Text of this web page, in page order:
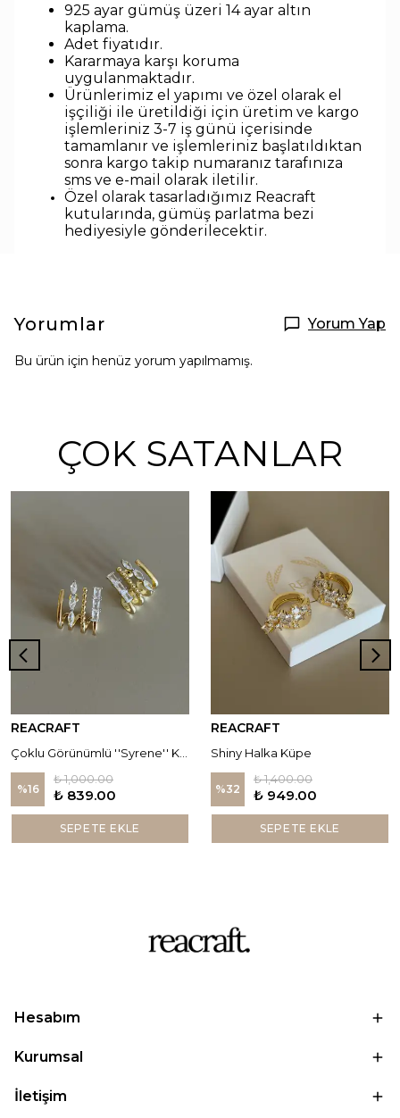
925 ayar gümüş üzeri 14 ayar altın
kaplama.
Adet fiyatıdır.
Kararmaya karşı koruma
uygulanmaktadır.
Ürünlerimiz el yapımı ve özel olarak el
işçiliği ile üretildiği için üretim ve kargo
işlemleriniz 3-7 iş günü içerisinde
tamamlanır ve işlemleriniz başlatıldıktan
sonra kargo takip numaranız tarafınıza
sms ve e-mail olarak iletilir.
Özel olarak tasarladığımız Reacraft
kutularında, gümüş parlatma bezi
hediyesiyle gönderilecektir.
Yorumlar Yorum Yap
Bu ürün için henüz yorum yapılmamış.
ÇOK SATANLAR
REACRAFT
%16
₺ 1,000.00
₺ 839.00
SEPETE EKLE
REACRAFT
Shiny Halka Küpe
%32
₺ 1,400.00
₺ 949.00
SEPETE EKLE
Hesabım
Kurumsal
İletişim